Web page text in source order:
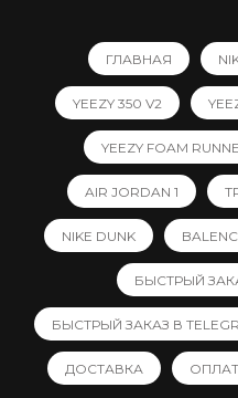
ГЛАВНАЯ
YEEZY 350 V2
YEEZY FOAM
AIR JORDAN 1
NIKE DUNK
БЫСТРЫЙ
БЫСТРЫЙ ЗАКАЗ В
ДОСТАВКА